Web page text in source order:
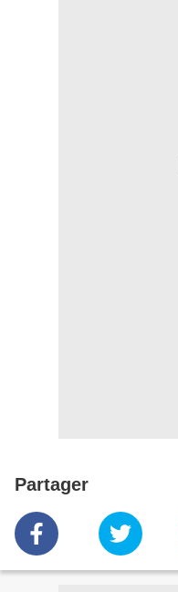
Partager